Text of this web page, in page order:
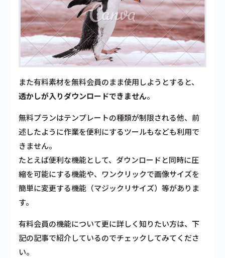
また有料素材を無料会員のまま使用しようとすると、
透かしが入りダウンロードできません。
無料プランはテンプレートの種類が制限される他、前
述したように作業を便利にするツールもなども利用で
きません。
たとえば便利な機能として、ダウンロードと同時に圧
縮を可能にする機能や、ワンクリックで画像サイズを
簡単に変更する機能（マジックリサイズ）等がありま
す。
有料会員の機能について更に詳しく知りたい方は、下
記の記事で紹介しているのでチェックしてみてくださ
い。